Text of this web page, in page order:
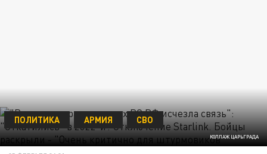
КОЛЛАЖ ЦАРЬГРАДА
ПОЛИТИКА АРМИЯ СВО